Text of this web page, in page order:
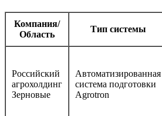
Компания/
Область
Тип системы
Российский
агрохолдинг
Зерновые
Автоматизированная
система подготовки
Agrotron